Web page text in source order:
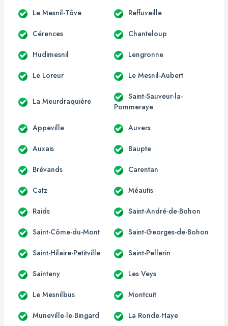
Le Mesnil-Tôve Reffuveille
Cérences Chanteloup
Hudimesnil Lengronne
Le Loreur Le Mesnil-Aubert
La Meurdraquière
Saint-Sauveur-la-
Pommeraye
Appeville Auvers
Auxais Baupte
Brévands Carentan
Catz Méautis
Raids Saint-André-de-Bohon
Saint-Côme-du-Mont Saint-Georges-de-Bohon
Saint-Hilaire-Petitville Saint-Pellerin
Sainteny Les Veys
Le Mesnilbus Montcuit
Muneville-le-Bingard La Ronde-Haye